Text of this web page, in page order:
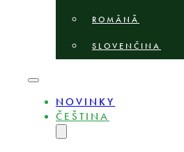
ROMÂNĂ
SLOVENČINA
NOVINKY
ČEŠTINA